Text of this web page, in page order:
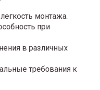
монтажа.
при
в различных
требования к